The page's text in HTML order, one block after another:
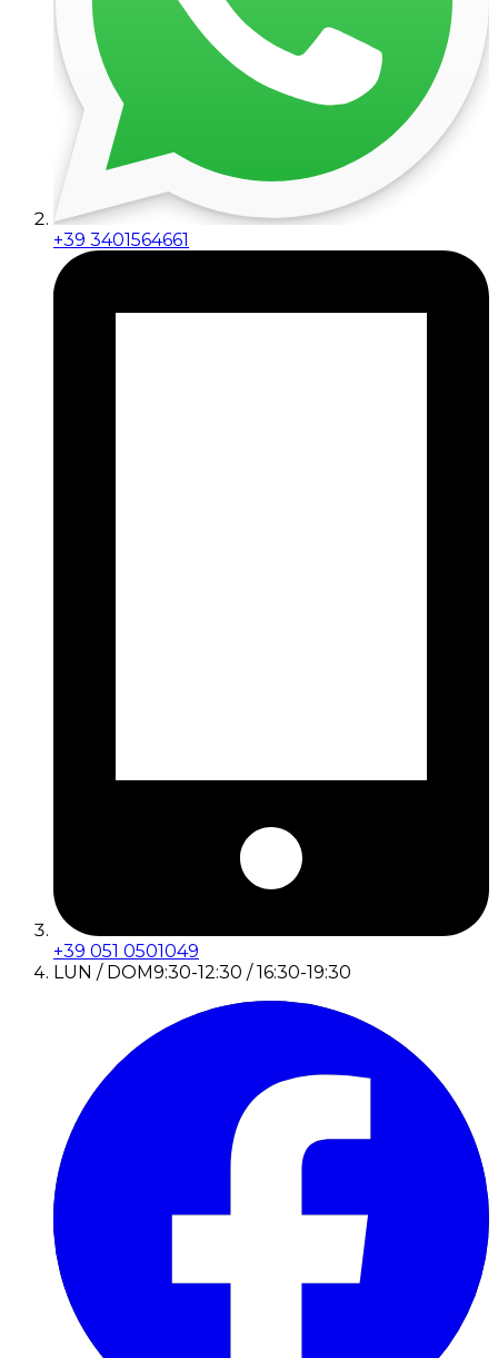
+39 3401564661
+39 051 0501049
LUN / DOM9:30-12:30 / 16:30-19:30